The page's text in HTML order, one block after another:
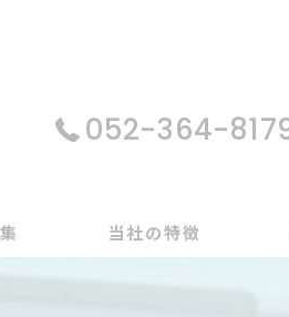
052-364-
当社の特徴